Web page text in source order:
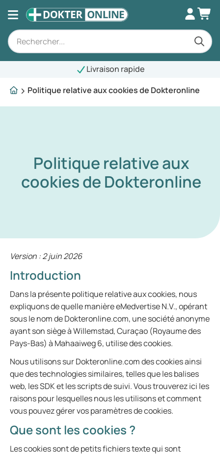
Livraison rapide
Politique relative aux cookies de Dokteronline
Politique relative aux
cookies de Dokteronline
Version : 2 juin 2026
Introduction
Dans la présente politique relative aux cookies, nous
expliquons de quelle manière eMedvertise N.V., opérant
sous le nom de Dokteronline.com, une société anonyme
ayant son siège à Willemstad, Curaçao (Royaume des
Pays-Bas) à Mahaaiweg 6, utilise des cookies.
Nous utilisons sur Dokteronline.com des cookies ainsi
que des technologies similaires, telles que les balises
web, les SDK et les scripts de suivi. Vous trouverez ici les
raisons pour lesquelles nous les utilisons et comment
vous pouvez gérer vos paramètres de cookies.
Que sont les cookies ?
Les cookies sont de petits fichiers texte qui sont